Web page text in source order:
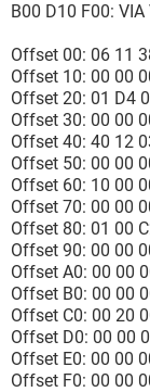
B00 D10 F00:
Offset 00: 06 11
Offset 10: 00 00
Offset 20: 01 D4
Offset 30: 00 00
Offset 40: 40 12
Offset 50: 00 00
Offset 60: 10 00
Offset 70: 00 00
Offset 80: 01 00
Offset 90: 00 00
Offset A0: 00 00
Offset B0: 00 00
Offset C0: 00 20
Offset D0: 00 00
Offset E0: 00 00
Offset F0: 00 00